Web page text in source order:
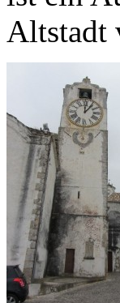
Altstadt